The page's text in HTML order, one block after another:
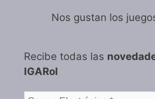
Nos gustan los
Recibe todas las
IGARol